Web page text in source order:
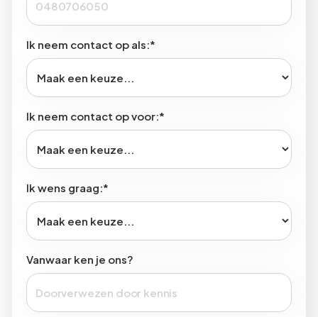
Ik neem contact op als:*
Ik neem contact op voor:*
Ik wens graag:*
Vanwaar ken je ons?